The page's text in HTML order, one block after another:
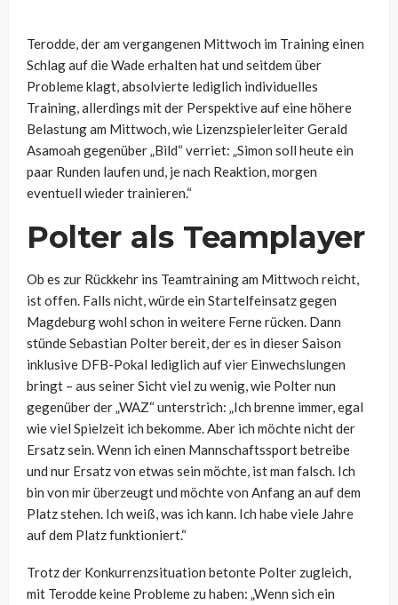
Terodde, der am vergangenen Mittwoch im Training einen
Schlag auf die Wade erhalten hat und seitdem über
Probleme klagt, absolvierte lediglich individuelles
Training, allerdings mit der Perspektive auf eine höhere
Belastung am Mittwoch, wie Lizenzspielerleiter Gerald
Asamoah gegenüber „Bild“ verriet: „Simon soll heute ein
paar Runden laufen und, je nach Reaktion, morgen
eventuell wieder trainieren.“
Polter als Teamplayer
Ob es zur Rückkehr ins Teamtraining am Mittwoch reicht,
ist offen. Falls nicht, würde ein Startelfeinsatz gegen
Magdeburg wohl schon in weitere Ferne rücken. Dann
stünde Sebastian Polter bereit, der es in dieser Saison
inklusive DFB-Pokal lediglich auf vier Einwechslungen
bringt – aus seiner Sicht viel zu wenig, wie Polter nun
gegenüber der „WAZ“ unterstrich: „Ich brenne immer, egal
wie viel Spielzeit ich bekomme. Aber ich möchte nicht der
Ersatz sein. Wenn ich einen Mannschaftssport betreibe
und nur Ersatz von etwas sein möchte, ist man falsch. Ich
bin von mir überzeugt und möchte von Anfang an auf dem
Platz stehen. Ich weiß, was ich kann. Ich habe viele Jahre
auf dem Platz funktioniert.“
Trotz der Konkurrenzsituation betonte Polter zugleich,
mit Terodde keine Probleme zu haben: „Wenn sich ein